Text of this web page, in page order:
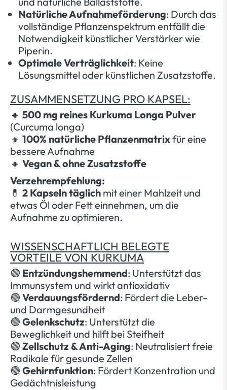
Natürliche Aufnahmeförderung: Durch das
vollständige Pflanzenspektrum entfällt die
Notwendigkeit künstlicher Verstärker wie
Piperin.
Optimale Verträglichkeit: Keine
Lösungsmittel oder künstlichen Zusatzstoffe.
ZUSAMMENSETZUNG PRO KAPSEL:
🔸 500 mg reines Kurkuma Longa Pulver
(Curcuma longa)
🔸 100% natürliche Pflanzenmatrixfür eine
bessere Aufnahme
🔸 Vegan & ohne Zusatzstoffe
Verzehrempfehlung:
💊 2 Kapseln täglich mit einer Mahlzeit und
etwas Öl oder Fett einnehmen, um die
Aufnahme zu optimieren.
WISSENSCHAFTLICH BELEGTE
VORTEILE VON KURKUMA
🟢 Entzündungshemmend: Unterstützt das
Immunsystem und wirkt antioxidativ
🟢 Verdauungsfördernd: Fördert die Leber-
und Darmgesundheit
🟢 Gelenkschutz: Unterstützt die
Beweglichkeit und hilft bei Steifheit
🟢 Zellschutz & Anti-Aging: Neutralisiert freie
Radikale für gesunde Zellen
🟢 Gehirnfunktion: Fördert Konzentration und
Gedächtnisleistung